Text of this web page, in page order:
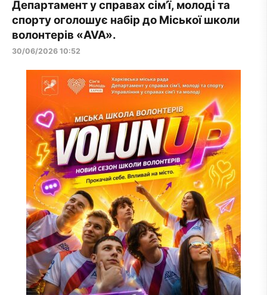
Департамент у справах сім’ї, молоді та
спорту оголошує набір до Міської школи
волонтерів «AVA».
30/06/2026 10:52